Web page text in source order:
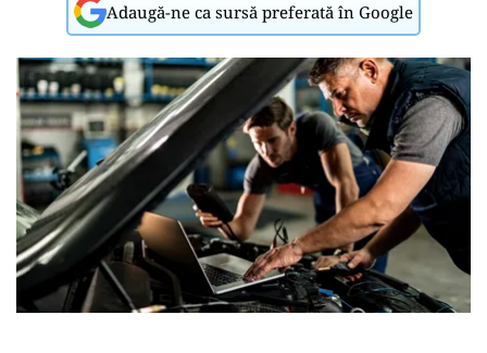
Adaugă-ne ca sursă preferată în Google